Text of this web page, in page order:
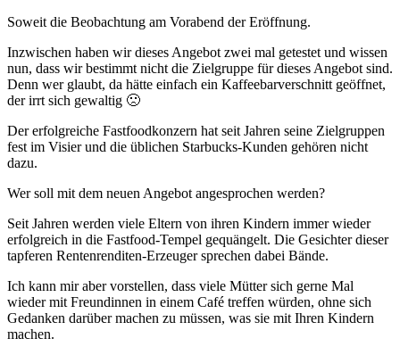
Soweit die Beobachtung am Vorabend der Eröffnung.
Inzwischen haben wir dieses Angebot zwei mal getestet und wissen
nun, dass wir bestimmt nicht die Zielgruppe für dieses Angebot sind.
Denn wer glaubt, da hätte einfach ein Kaffeebarverschnitt geöffnet,
der irrt sich gewaltig 🙁
Der erfolgreiche Fastfoodkonzern hat seit Jahren seine Zielgruppen
fest im Visier und die üblichen Starbucks-Kunden gehören nicht
dazu.
Wer soll mit dem neuen Angebot angesprochen werden?
Seit Jahren werden viele Eltern von ihren Kindern immer wieder
erfolgreich in die Fastfood-Tempel gequängelt. Die Gesichter dieser
tapferen Rentenrenditen-Erzeuger sprechen dabei Bände.
Ich kann mir aber vorstellen, dass viele Mütter sich gerne Mal
wieder mit Freundinnen in einem Café treffen würden, ohne sich
Gedanken darüber machen zu müssen, was sie mit Ihren Kindern
machen.